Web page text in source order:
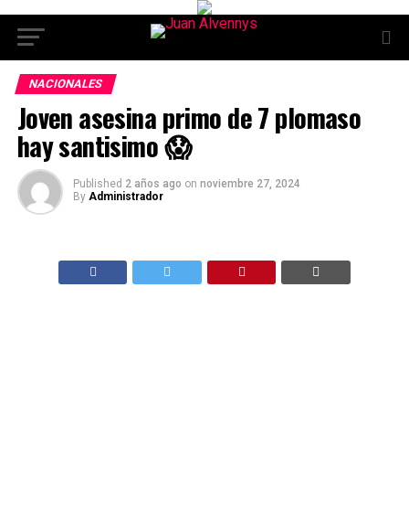
NACIONALES
Joven asesina primo de 7 plomaso
hay santisimo 😱
Published 2 años ago on noviembre 27, 2024
By Administrador